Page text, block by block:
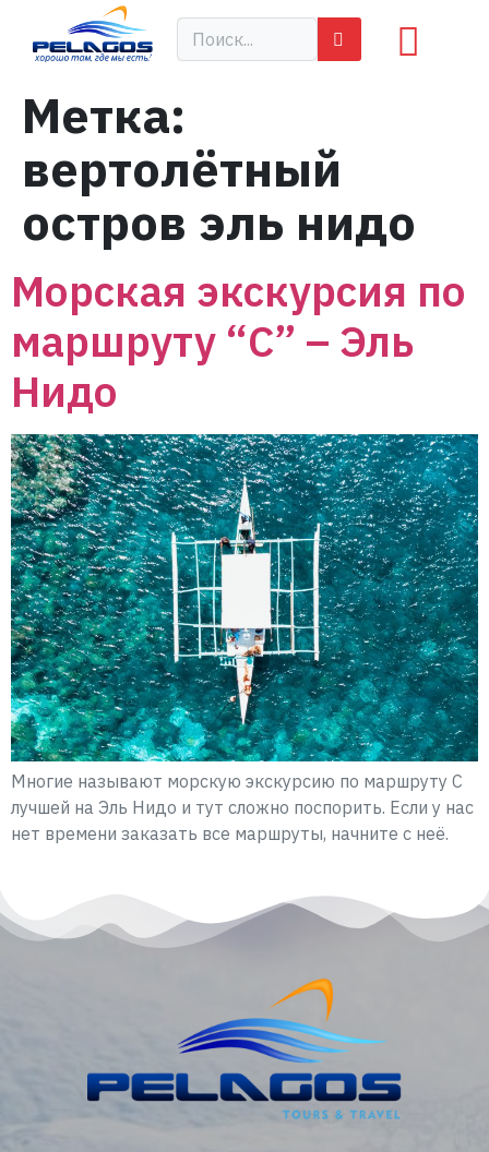
Метка:
вертолётный
остров эль нидо
Морская экскурсия по
маршруту “С” – Эль
Нидо
Многие называют морскую экскурсию по маршруту С
лучшей на Эль Нидо и тут сложно поспорить. Если у нас
нет времени заказать все маршруты, начните с неё.